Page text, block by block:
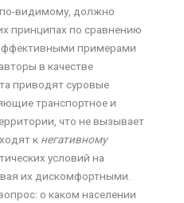
по-видимому, должно
принципах по сравнению
примерами
в качестве
приводят суровые
транспортное и
что не вызывает
к негативному
условий на
их дискомфортными.
о каком населении